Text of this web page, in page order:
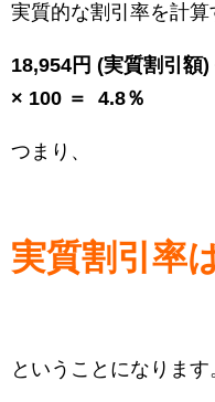
実質的な割引率を計算
18,954円 (実質割引額
× 100 ＝ 4.8％
つまり、
実質割引率
ということになります